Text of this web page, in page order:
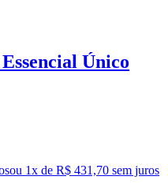
Único
ou 1x de R$ 431,70 sem juros